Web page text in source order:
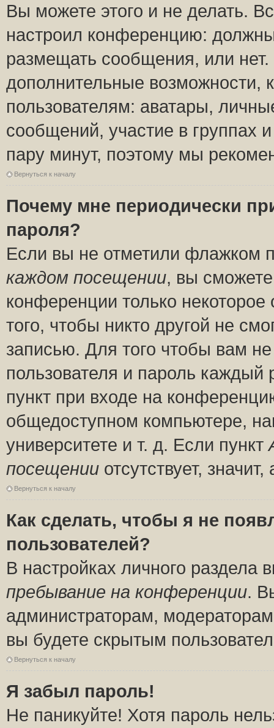
Вы можете этого и не делать.
настроил конференцию:
размещать сообщения, или
дополнительные возможности,
пользователям: аватары,
сообщений, участие в группах
пару минут, поэтому мы
Вернуться к началу
Почему мне периодически
пароля?
Если вы не отметили флажком
каждом посещении, вы
конференции только
того, чтобы никто другой не
записью. Для того чтобы вам
пользователя и пароль
пункт при входе на
общедоступном компьютере,
университете и т. д. Если пункт
посещении отсутствует,
Вернуться к началу
Как сделать, чтобы я не
пользователей?
В настройках личного
пребывание на конференции.
администраторам,
вы будете скрытым
Вернуться к началу
Я забыл пароль!
Не паникуйте! Хотя пароль